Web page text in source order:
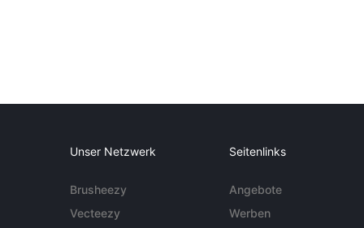
Unser Netzwerk
Brusheezy
Vecteezy
Seitenlinks
Angebote
Werben